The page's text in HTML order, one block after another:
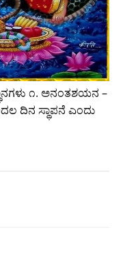
೧. ಅನಂತಶಯನ –
ದಿನ ಸ್ಥಾಪನೆ ಎಂದು